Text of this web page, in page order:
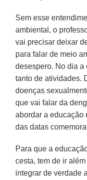
Sem esse
ambiental, o
vai precisar deixar
para falar de meio
desespero. No dia a
tanto de atividades.
doenças
que vai falar da
abordar a educação
das datas
Para que a
cesta, tem de ir
integrar de verdade